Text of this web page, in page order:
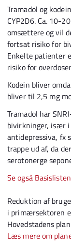
Tramadol og
CYP2D6. Ca. 10-
omsættere og vil
fortsat risiko for
Enkelte patienter
risiko for
Kodein bliver
bliver til 2,5 mg
Tramadol har
bivirkninger, især i
antidepressiva, fx
trappe ud af, da
serotonerge
Se også
Reduktion af
i primærsektoren
Hovedstadens
Læs mere om